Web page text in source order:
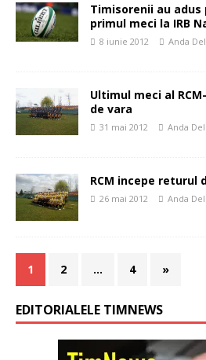
Timisorenii au
primul meci la IRB
8 iunie 2012 Anda
Ultimul meci al
de vara
31 mai 2012 Anda
RCM incepe returul
26 mai 2012 Anda
1 2 … 4 »
EDITORIALELE TIMNEWS